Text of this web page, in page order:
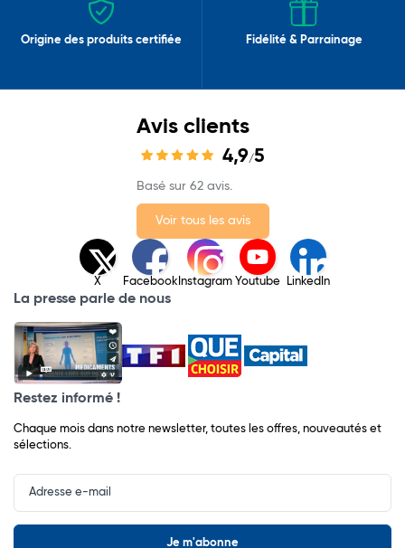
Origine des produits certifiée Fidélité & Parrainage
Avis clients
4,9/5
Basé sur 62 avis.
Voir tous les avis
X Facebook Instagram Youtube LinkedIn
La presse parle de nous
Restez informé !
Chaque mois dans notre newsletter, toutes les offres, nouveautés et
sélections.
Input
Newsletter